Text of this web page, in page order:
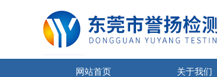
网站首页 关于我们